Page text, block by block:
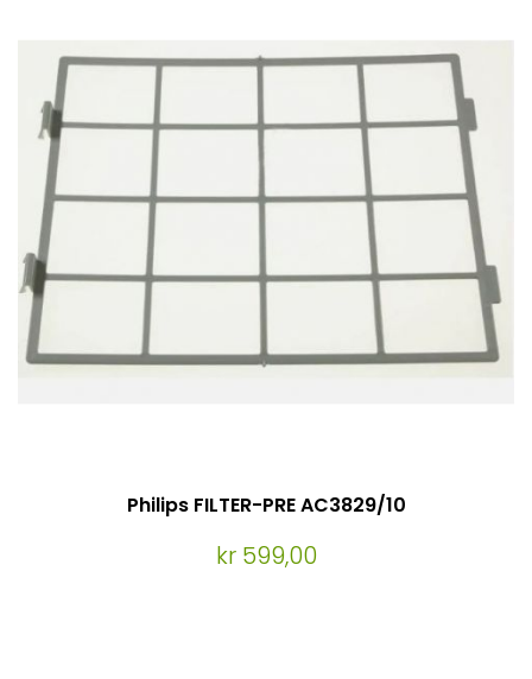
Philips FILTER-PRE AC3829/10
kr 599,00